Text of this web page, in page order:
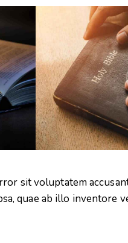
sit voluptatem
quae ab illo inventore